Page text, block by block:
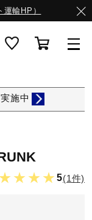
輸HP）
施中
5(1件)